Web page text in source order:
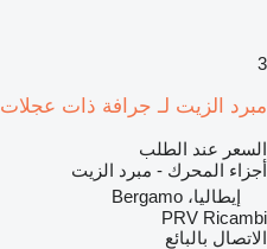
3
مبرد الزيت لـ جرافة ذات عجلات New Holland W 110 B
السعر عند الطلب
أجزاء المحرك - مبرد الزيت
إيطاليا، Bergamo
PRV Ricambi
الاتصال بالبائع